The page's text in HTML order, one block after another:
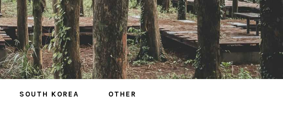
SOUTH KOREA OTHER